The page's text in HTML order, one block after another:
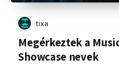
tixa
Megérkeztek a
Showcase nevek